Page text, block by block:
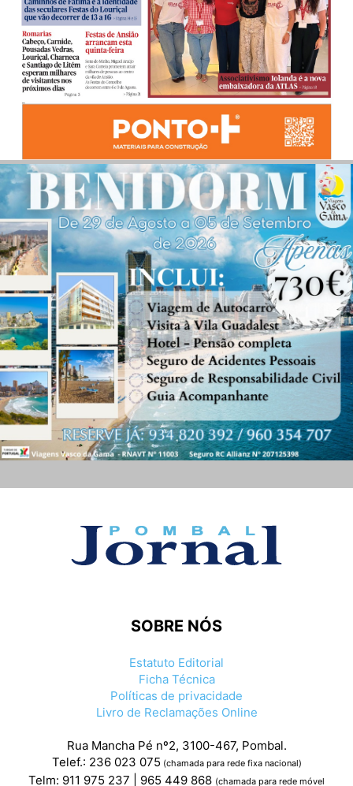
SOBRE NÓS
Estatuto Editorial
Ficha Técnica
Políticas de privacidade
Livro de Reclamações Online
Rua Mancha Pé nº2, 3100-467, Pombal.
Telef.: 236 023 075 (chamada para rede fixa nacional)
Telm: 911 975 237 | 965 449 868 (chamada para rede móvel